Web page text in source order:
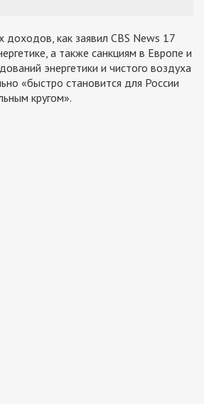
доходов, как заявил CBS News 17
а также санкциям в Европе и
энергетики и чистого воздуха
«быстро становится для России
кругом».